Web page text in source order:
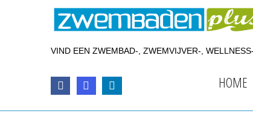
VIND EEN ZWEMBAD-, ZWEMVIJVER-,
HOME